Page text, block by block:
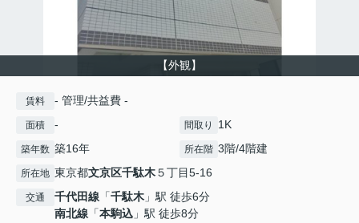
【外観】
賃料 - 管理/共益費 -
面積 - 間取り 1K
築年数 築16年 所在階 3階/4階建
所在地 東京都文京区千駄木５丁目5-16
交通 千代田線 「千駄木 」駅 徒歩6分
南北線 「本駒込 」駅 徒歩8分